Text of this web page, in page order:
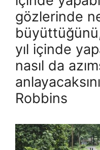
gözlerinde
yıl içinde
nasıl da
Robbins